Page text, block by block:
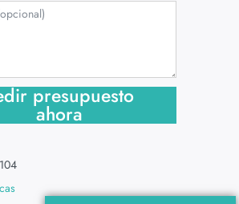
presupuesto
ahora